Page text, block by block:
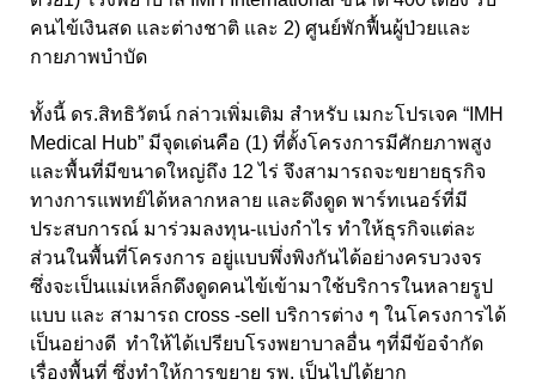
คนไข้เงินสด และต่างชาติ และ 2) ศูนย์พักฟื้นผู้ป่วยและ
กายภาพบำบัด
ทั้งนี้ ดร.สิทธิวัตน์ กล่าวเพิ่มเติม สำหรับ เมกะโปรเจค “IMH
Medical Hub” มีจุดเด่นคือ (1) ที่ตั้งโครงการมีศักยภาพสูง
และพื้นที่มีขนาดใหญ่ถึง 12 ไร่ จึงสามารถจะขยายธุรกิจ
ทางการแพทย์ได้หลากหลาย และดึงดูด พาร์ทเนอร์ที่มี
ประสบการณ์ มาร่วมลงทุน-แบ่งกำไร ทำให้ธุรกิจแต่ละ
ส่วนในพื้นที่โครงการ อยู่แบบพึ่งพิงกันได้อย่างครบวงจร
ซึ่งจะเป็นแม่เหล็กดึงดูดคนไข้เข้ามาใช้บริการในหลายรูป
แบบ และ สามารถ cross -sell บริการต่าง ๆ ในโครงการได้
เป็นอย่างดี ทำให้ได้เปรียบโรงพยาบาลอื่น ๆที่มีข้อจำกัด
เรื่องพื้นที่ ซึ่งทำให้การขยาย รพ. เป็นไปได้ยาก